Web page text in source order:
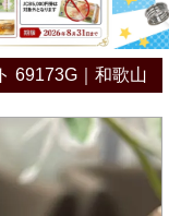
69173G｜和歌山